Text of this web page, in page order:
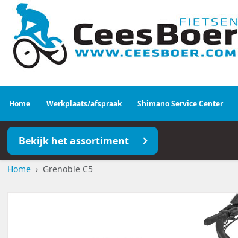
Home Werkplaats/afspraak Shimano Service Center
Bekijk het assortiment
Home Grenoble C5